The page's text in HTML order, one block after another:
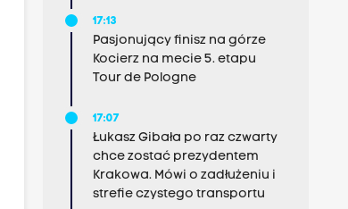
17:13
Pasjonujący finisz na górze
Kocierz na mecie 5. etapu
Tour de Pologne
17:07
Łukasz Gibała po raz czwarty
chce zostać prezydentem
Krakowa. Mówi o zadłużeniu i
strefie czystego transportu